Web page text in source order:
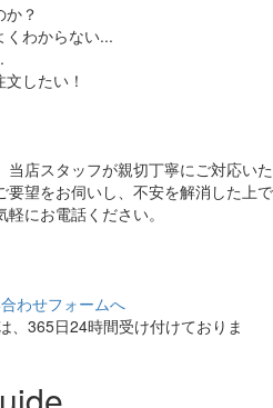
？
くわからない...
したい！
店スタッフが親切丁寧にご対応いた
要望をお伺いし、不安を解消した上で
にお電話ください。
わせフォームへ
、365日24時間受け付けておりま